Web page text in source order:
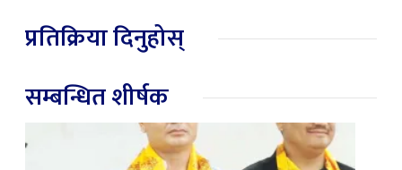
प्रतिक्रिया दिनुहोस्
सम्बन्धित शीर्षक